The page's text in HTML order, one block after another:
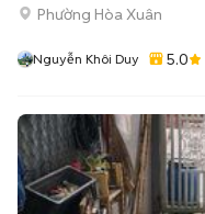
Phường Hòa Xuân
Nguyễn Khôi Duy 5.0